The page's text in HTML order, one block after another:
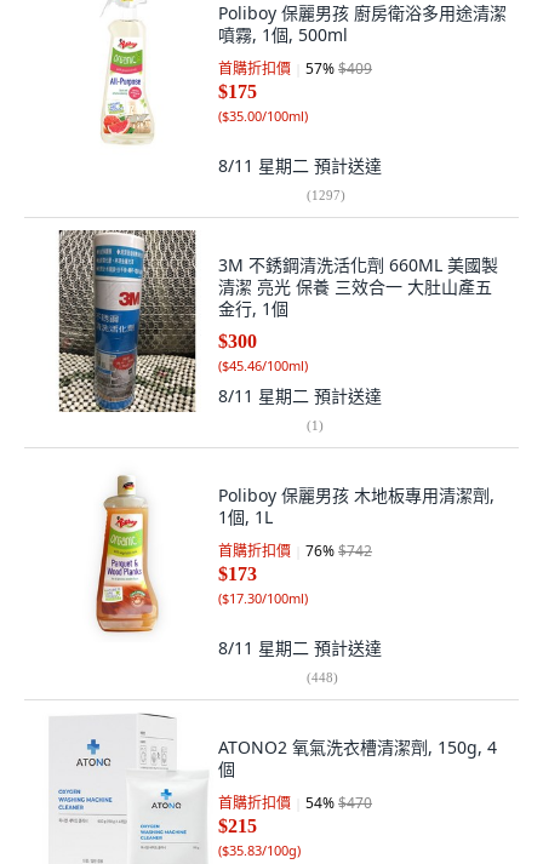
Poliboy 保麗男孩 廚房衛浴多用途清潔
噴霧, 1個, 500ml
首購折扣價 57%$409
$175
($35.00/100ml)
8/11 星期二 預計送達
(1297)
3M 不銹鋼清洗活化劑 660ML 美國製
清潔 亮光 保養 三效合一 大肚山產五
金行, 1個
$300
($45.46/100ml)
8/11 星期二 預計送達
(1)
Poliboy 保麗男孩 木地板專用清潔劑,
1個, 1L
首購折扣價 76%$742
$173
($17.30/100ml)
8/11 星期二 預計送達
(448)
ATONO2 氧氣洗衣槽清潔劑, 150g, 4
個
首購折扣價 54%$470
$215
($35.83/100g)